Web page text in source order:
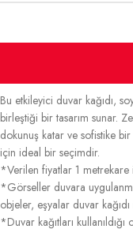
Bu etkileyici duvar kağıdı,
birleştiği bir tasarım sunar.
dokunuş katar ve sofistike
için ideal bir seçimdir.
*Verilen fiyatlar 1 metrekare
*Görseller duvara
objeler, eşyalar duvar
*Duvar kağıtları kullanıldığı